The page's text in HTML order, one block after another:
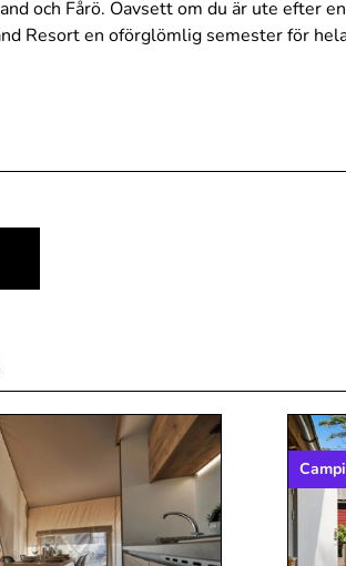
och Fårö. Oavsett om du är ute efter
Resort en oförglömlig semester för